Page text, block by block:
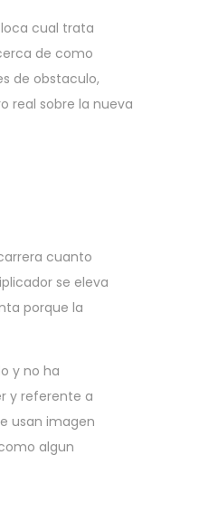
cual trata
de como
de obstaculo,
real sobre la nueva
cuanto
se eleva
porque la
y no ha
y referente a
usan imagen
algun